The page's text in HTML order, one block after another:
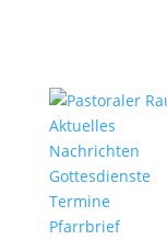
Aktu­elles
Nach­richten
Gottes­dienste
Termine
Pfarr­brief